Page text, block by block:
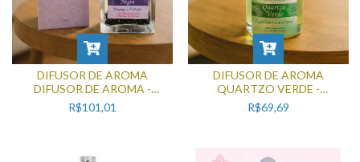
DIFUSOR DE AROMA
DIFUSOR DE AROMA -
TURMALINA NEGRA 250ML
R$101,01
DIFUSOR DE AROMA
QUARTZO VERDE -
EQUILÍBRIO EMOCIONAL
240ML
R$69,69